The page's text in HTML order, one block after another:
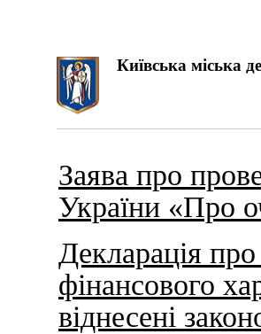
Київська міська
Заява про
України «Про
Декларація
фінансового
віднесені